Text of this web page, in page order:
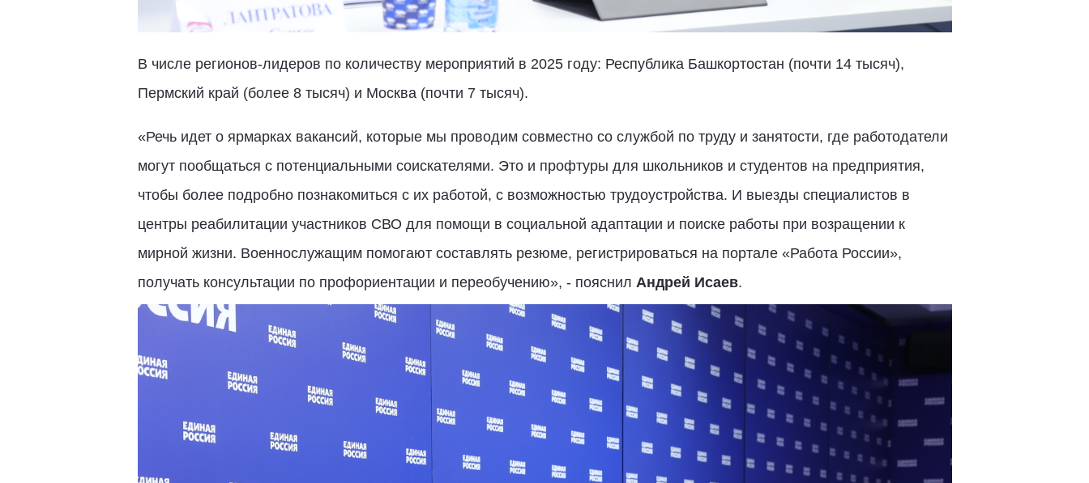
В числе регионов-лидеров по количеству мероприятий в 2025 году: Республика Башкортостан (почти 14 тысяч),
Пермский край (более 8 тысяч) и Москва (почти 7 тысяч).
«Речь идет о ярмарках вакансий, которые мы проводим совместно со службой по труду и занятости, где работодатели
могут пообщаться с потенциальными соискателями. Это и профтуры для школьников и студентов на предприятия,
чтобы более подробно познакомиться с их работой, с возможностью трудоустройства. И выезды специалистов в
центры реабилитации участников СВО для помощи в социальной адаптации и поиске работы при возращении к
мирной жизни. Военнослужащим помогают составлять резюме, регистрироваться на портале «Работа России»,
получать консультации по профориентации и переобучению», - пояснил Андрей Исаев.